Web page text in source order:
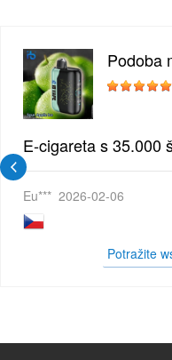
| Intenzivna
Podoba
E-cigareta s 35.000
Eu*** 2026-02-06
Potražite